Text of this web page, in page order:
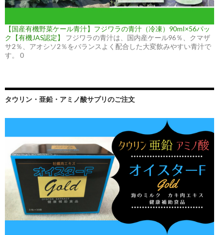
【国産有機野菜ケール青汁】フジワラの青汁（冷凍）90ml×56パッ
ク【有機JAS認定】
フジワラの青汁は、国内産ケール96％、クマザ
サ2％、アオシソ2％をバランスよく配合した大変飲みやすい青汁で
す。 0
タウリン・亜鉛・アミノ酸サプリのご注文